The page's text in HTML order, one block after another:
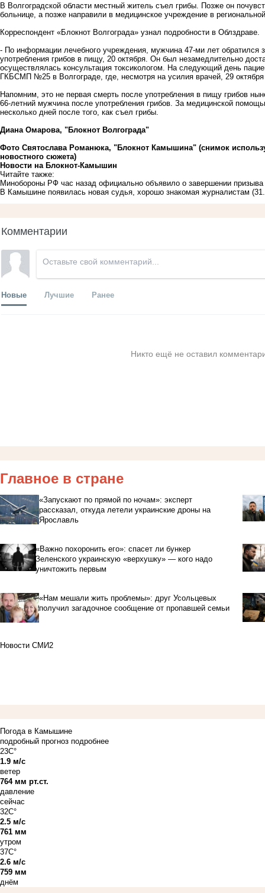
В Волгоградской области местный житель съел грибы. Позже он
больнице, а позже направили в медицинское учреждение в
Корреспондент «Блокнот Волгограда» узнал подробности в Облздраве.
- По информации лечебного учреждения, мужчина 47-ми лет
употребления грибов в пищу, 20 октября. Он был незамедлительно
осуществлялась консультация токсикологом. На следующий день
ГКБСМП №25 в Волгограде, где, несмотря на усилия врачей, 29
Напомним, это не первая смерть после употребления в пищу грибов
66-летний мужчина после употребления грибов. За медицинской
несколько дней после того, как съел грибы.
Диана Омарова, "Блокнот Волгограда"
Фото Святослава Романюка, "Блокнот Камышина" (снимок
новостного сюжета)
Новости на Блoкнoт-Камышин
Читайте также:
Минобороны РФ час назад официально объявило о завершении призыва
В Камышине появилась новая судья, хорошо знакомая журналистам
Комментарии
Новые Лучшие Ранее
Никто ещё не оставил
Главное в стране
«Запускают по прямой по ночам»: эксперт
рассказал, откуда летели украинские дроны на
Ярославль
«Важно похоронить его»: спасет ли бункер
Зеленского украинскую «верхушку» — кого надо
уничтожить первым
«Нам мешали жить проблемы»: друг Усольцевых
получил загадочное сообщение от пропавшей семьи
Новости СМИ2
Погода в Камышине
подробный прогноз подробнее
23C°
1.9 м/с
ветер
764 мм рт.ст.
давление
сейчас
32C°
2.5 м/с
761 мм
утром
37C°
2.6 м/с
759 мм
днём